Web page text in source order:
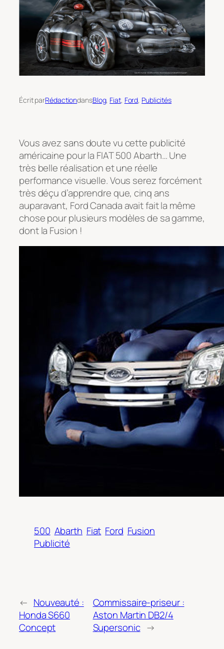
Écrit parRédactiondansBlog, Fiat, Ford, Publicités
Vous avez sans doute vu cette publicité
américaine pour la FIAT 500 Abarth… Une
très belle réalisation et une réelle
performance visuelle. Vous serez forcément
très déçu d’apprendre que, cinq ans
auparavant, Ford Canada avait fait la même
chose pour plusieurs modèles de sa gamme,
dont la Fusion !
500 Abarth Fiat Ford Fusion
Publicité
← Nouveauté :
Honda S660
Concept
Commissaire-priseur :
Aston Martin DB2/4
Supersonic →